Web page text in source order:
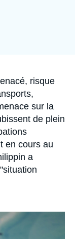
risque
sur la
de plein
en cours au
a